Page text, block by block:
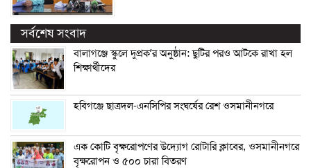
সর্বশেষ সংবাদ
বালাগঞ্জে স্কুলে দুপ্রক’র অনুষ্ঠান: ছুটির পরও আটকে রাখা হল
শিক্ষার্থীদের
হবিগঞ্জে ছাত্রদল-এনসিপির সংঘর্ষের রেশ ওসমানীনগরে
এক কোটি বৃক্ষরোপণের উদ্যোগ রোটারি ক্লাবের, ওসমানীনগরে
বৃক্ষরোপন ও ৫০০ চারা বিতরণ